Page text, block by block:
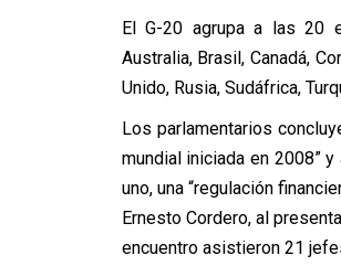
El G-20 agrupa a las 20
Australia, Brasil, Canadá,
Unido, Rusia, Sudáfrica,
Los parlamentarios
mundial iniciada en 2008”
uno, una “regulación
Ernesto Cordero, al
encuentro asistieron 21